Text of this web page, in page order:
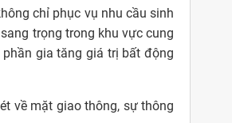
chỉ phục vụ nhu cầu sinh
trọng trong khu vực cung
gia tăng giá trị bất động
về mặt giao thông, sự thông